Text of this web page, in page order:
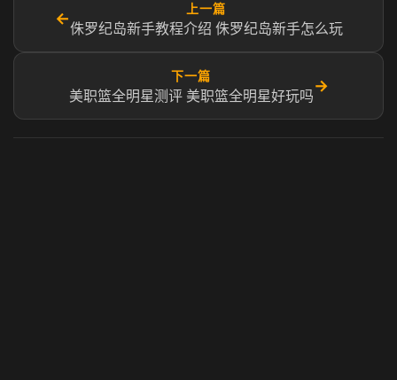
←
上一篇
侏罗纪岛新手教程介绍 侏罗纪岛新手怎么玩
下一篇
美职篮全明星测评 美职篮全明星好玩吗
→